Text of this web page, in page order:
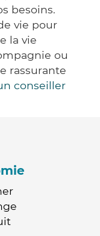
besoins.
vie pour
la vie
ou
rassurante
conseiller